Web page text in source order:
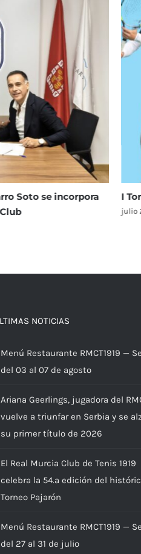
se incorpora
I Torneo
julio 23rd,
NOTICIAS
Menú Restaurante RMCT1919 —
del 03 al 07 de agosto
Ariana Geerlings, jugadora del
vuelve a triunfar en Serbia y se
su primer título de 2026
El Real Murcia Club de Tenis 1919
celebra la 54.ª edición del
Torneo Pajarón
Menú Restaurante RMCT1919 —
del 27 al 31 de julio